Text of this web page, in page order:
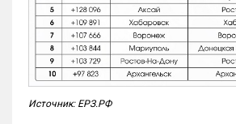
Источник: ЕРЗ.РФ